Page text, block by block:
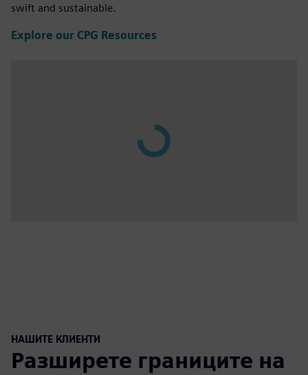
swift and sustainable.
Explore our CPG Resources
Play
НАШИТЕ КЛИЕНТИ
Разширете границите на